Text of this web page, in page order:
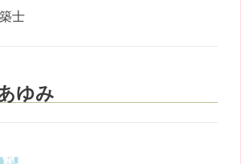
士
ゆみ